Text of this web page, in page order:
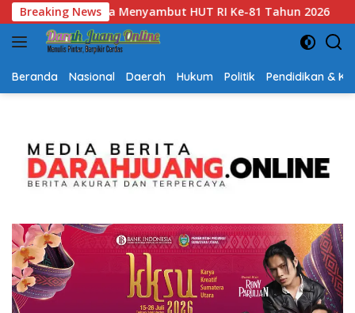
Langsung
ke
konten
Breaking News
Tahun 2026 Gubernur Kalsel H. Muhidin Apresiasi
Beranda Nasional Daerah Hukum Politik Pendidikan &